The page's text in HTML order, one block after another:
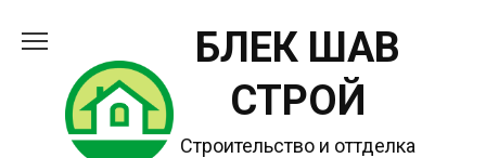
содержанию
БЛЕК ШАВ
СТРОЙ
Строительство и оттделка